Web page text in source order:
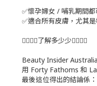
✅懷孕婦女 / 哺乳期間
✅適合所有皮膚，尤其
👇🏼👇🏼了解多少少👇🏼👇🏼
Beauty Insider
用 Forty Fathoms 和
最後這位得出的結論係